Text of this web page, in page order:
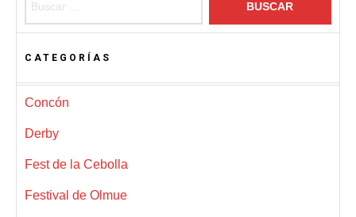
CATEGORÍAS
Concón
Derby
Fest de la Cebolla
Festival de Olmue